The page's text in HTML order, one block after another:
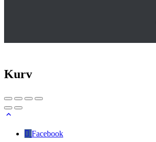
Kurv
Facebook